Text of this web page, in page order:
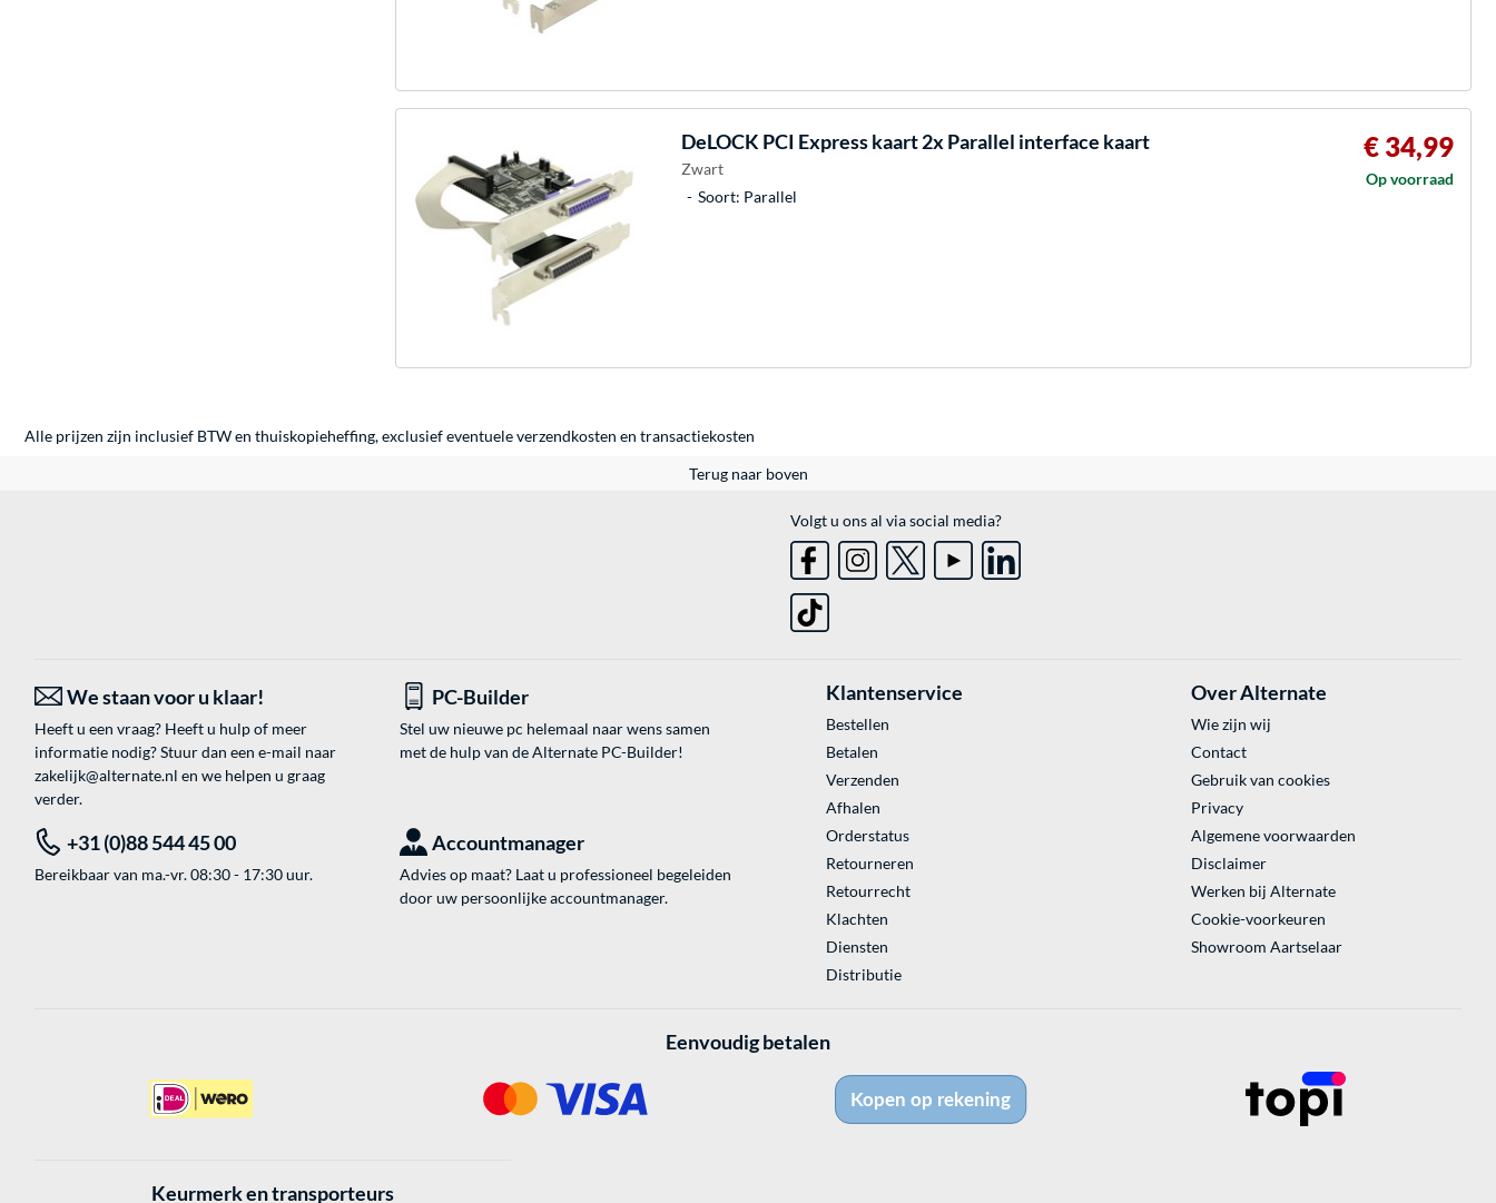
DeLOCK PCI Express kaart 2x Parallel interface kaart
Zwart
Soort: Parallel
€ 34,99
Op voorraad
Alle prijzen zijn inclusief BTW en thuiskopieheffing, exclusief eventueleverzendkosten en transactiekosten
Terug naar boven
Volgt u ons al via social media?
We staan voor u klaar!
Heeft u een vraag? Heeft u hulp of meer
informatie nodig? Stuur dan een e-mail naar
zakelijk@alternate.nl en we helpen u graag
verder.
PC-Builder
Stel uw nieuwe pc helemaal naar wens samen
met de hulp van de Alternate PC-Builder!
+31 (0)88 544 45 00
Bereikbaar van ma.-vr. 08:30 - 17:30 uur.
Accountmanager
Advies op maat? Laat u professioneel begeleiden
door uw persoonlijke accountmanager.
Klantenservice
Bestellen
Betalen
Verzenden
Afhalen
Orderstatus
Retourneren
Retourrecht
Klachten
Diensten
Distributie
Over Alternate
Wie zijn wij
Contact
Gebruik van cookies
Privacy
Algemene voorwaarden
Disclaimer
Werken bij Alternate
Cookie-voorkeuren
Showroom Aartselaar
Eenvoudig betalen
Keurmerk en transporteurs